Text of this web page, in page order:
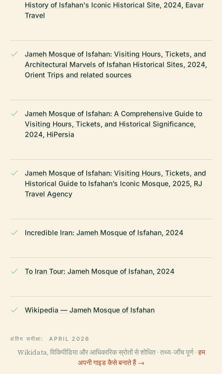
History of Isfahan's Iconic Historical Site, 2024, Eavar
Travel
Jameh Mosque of Isfahan: Visiting Hours, Tickets, and
Architectural Marvels of Isfahan Historical Sites, 2024,
Orient Trips and related sources
Jameh Mosque of Isfahan: A Comprehensive Guide to
Visiting Hours, Tickets, and Historical Significance,
2024, HiPersia
Jameh Mosque of Isfahan: Visiting Hours, Tickets, and
Historical Guide to Isfahan’s Iconic Mosque, 2025, RJ
Travel Agency
Incredible Iran: Jameh Mosque of Isfahan, 2024
To Iran Tour: Jameh Mosque of Isfahan, 2024
Wikipedia — Jameh Mosque of Isfahan
अंतिम समीक्षा: APRIL 2026
Wikidata, विकिपीडिया और आधिकारिक स्रोतों से शोधित · तथ्य-जाँच पूर्ण · हम
अपनी गाइड कैसे बनाते हैं →